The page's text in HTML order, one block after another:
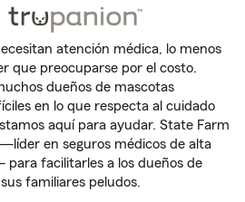
atención médica, lo menos
que preocuparse por el costo.
dueños de mascotas
en lo que respecta al cuidado
aquí para ayudar. State Farm
en seguros médicos de alta
facilitarles a los dueños de
familiares peludos.